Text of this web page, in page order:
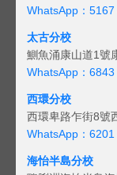
WhatsApp：
太古分校
鰂魚涌康山道1號
WhatsApp：6843
西環分校
西環卑路乍街8號
WhatsApp：
海怡半島分校